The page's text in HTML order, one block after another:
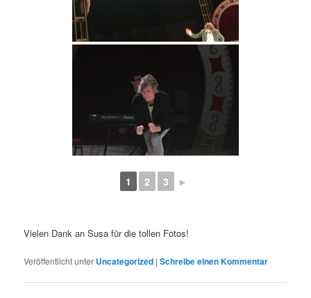
1 2 3 ►
Vielen Dank an Susa für die tollen Fotos!
Veröffentlicht unter Uncategorized |Schreibe einen Kommentar